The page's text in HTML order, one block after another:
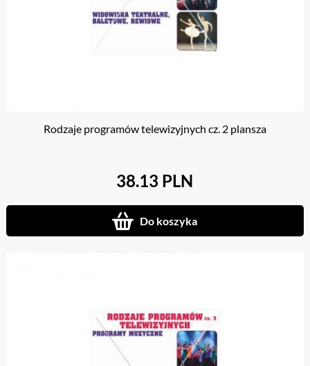
Rodzaje programów telewizyjnych cz. 2 plansza
38.13 PLN
Do koszyka